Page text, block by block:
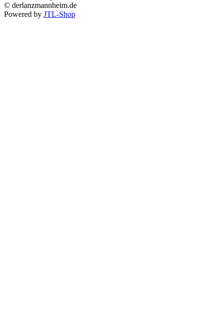
© derlanzmannheim.de
Powered by JTL-Shop